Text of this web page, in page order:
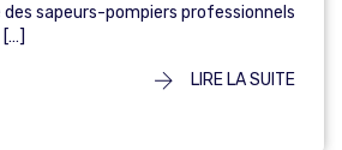
sapeurs-pompiers professionnels
[…]
LIRE LA SUITE